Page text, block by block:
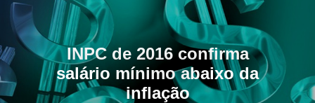
INPC de 2016 confirma
salário mínimo abaixo da
inflação